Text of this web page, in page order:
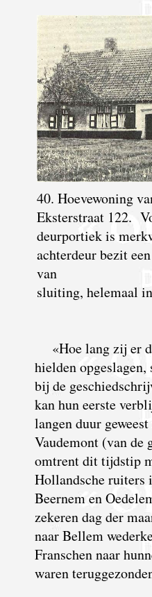
40. Hoevewoning
Eksterstraat 122.
deurportiek is
achterdeur bezit
van
sluiting, helemaal
«Hoe lang zij er
hielden
bij de
kan hun eerste
langen duur
Vaudemont (van de
omtrent dit tijdstip
Hollandsche ruiters
Beernem en
zekeren dag der
naar Bellem
Franschen naar
waren